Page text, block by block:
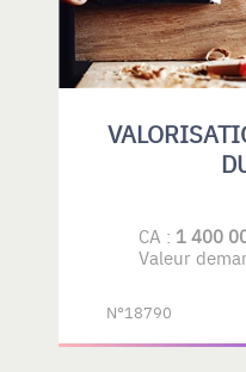
CA : 1 400
Valeur
N°18790